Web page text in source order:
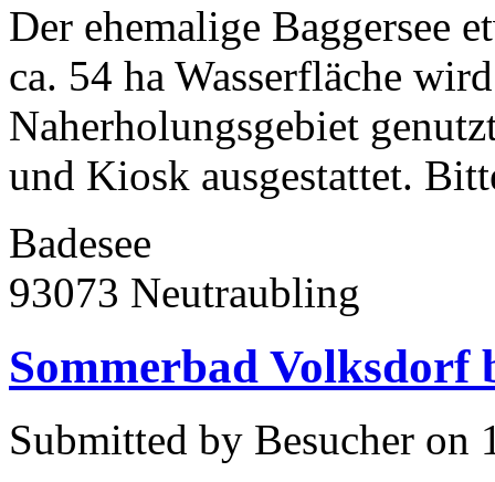
Der ehemalige Baggersee
ca. 54 ha Wasserfläche
Naherholungsgebiet
und Kiosk ausgestattet.
Badesee
93073 Neutraubling
Sommerbad Volksdorf
Submitted by Besucher on